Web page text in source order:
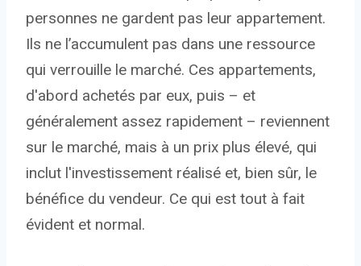
personnes ne gardent pas leur appartement.
Ils ne l’accumulent pas dans une ressource
qui verrouille le marché. Ces appartements,
d'abord achetés par eux, puis – et
généralement assez rapidement – reviennent
sur le marché, mais à un prix plus élevé, qui
inclut l'investissement réalisé et, bien sûr, le
bénéfice du vendeur. Ce qui est tout à fait
évident et normal.